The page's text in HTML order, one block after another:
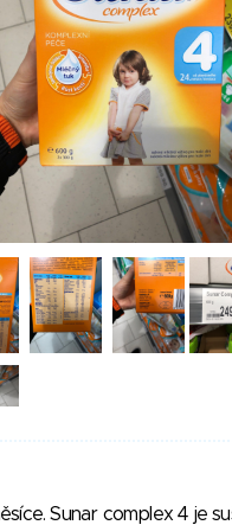
Sunar complex 4 je